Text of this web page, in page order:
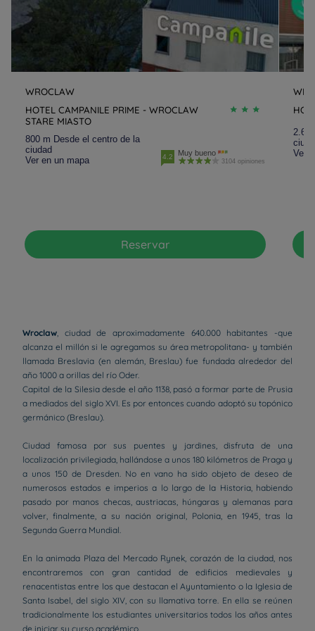
WROCLAW
HOTEL CAMPANILE PRIME - WROCLAW
STARE MIASTO
800 m Desde el centro de la
ciudad
Ver en un mapa
4.2 Muy bueno
3104 opiniones
Reservar
2.6
Ver
Wroclaw, ciudad de aproximadamente 640.000 habitantes -que
alcanza el millón si le agregamos su área metropolitana- y también
llamada Breslavia (en alemán, Breslau) fue fundada alrededor del
año 1000 a orillas del río Oder.
Capital de la Silesia desde el año 1138, pasó a formar parte de Prusia
a mediados del siglo XVI. Es por entonces cuando adoptó su topónico
germánico (Breslau).
Ciudad famosa por sus puentes y jardines, disfruta de una
localización privilegiada, hallándose a unos 180 kilómetros de Praga y
a unos 150 de Dresden. No en vano ha sido objeto de deseo de
numerosos estados e imperios a lo largo de la Historia, habiendo
pasado por manos checas, austriacas, húngaras y alemanas para
volver, finalmente, a su nación original, Polonia, en 1945, tras la
Segunda Guerra Mundial.
En la animada Plaza del Mercado Rynek, corazón de la ciudad, nos
encontraremos con gran cantidad de edificios medievales y
renacentistas entre los que destacan el Ayuntamiento o la Iglesia de
Santa Isabel, del siglo XIV, con su llamativa torre. En ella se reúnen
tradicionalmente los estudiantes universitarios todos los años antes
de iniciar su curso académico.